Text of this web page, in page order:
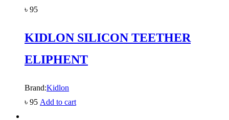
৳ 95
KIDLON SILICON TEETHER
ELIPHENT
Brand:Kidlon
৳ 95 Add to cart